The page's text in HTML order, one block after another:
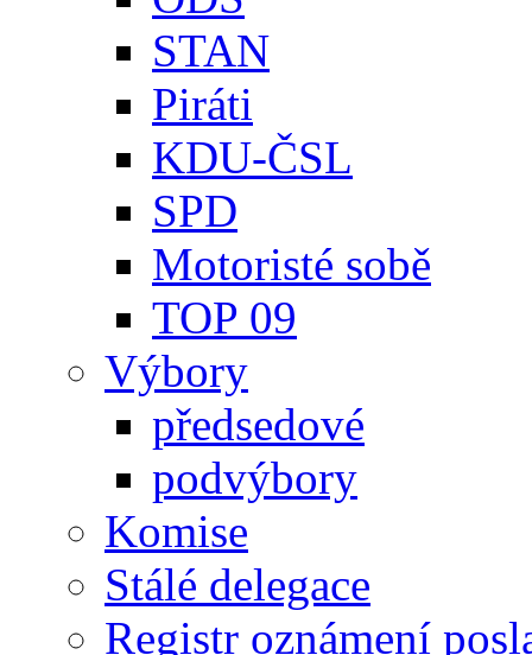
STAN
Piráti
KDU-ČSL
SPD
Motoristé sobě
TOP 09
Výbory
předsedové
podvýbory
Komise
Stálé delegace
Registr oznámení